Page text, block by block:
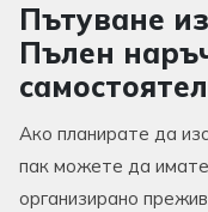
Пътуване
Пълен
Ако планирате да
пак можете да
организирано